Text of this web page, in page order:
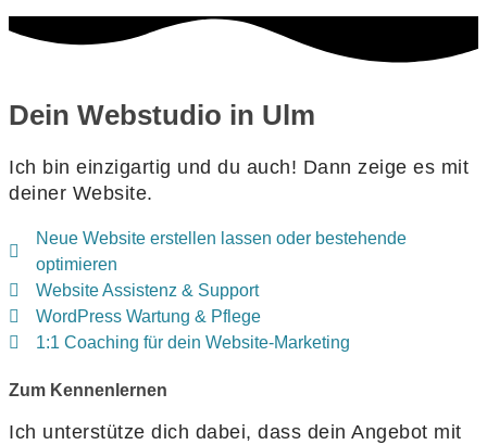
Dein Webstudio in Ulm
Ich bin einzigartig und du auch! Dann zeige es mit
deiner Website.
Neue Website erstellen lassen oder bestehende
optimieren
Website Assistenz & Support
WordPress Wartung & Pflege
1:1 Coaching für dein Website-Marketing
Zum Kennenlernen
Ich unterstütze dich dabei, dass dein Angebot mit